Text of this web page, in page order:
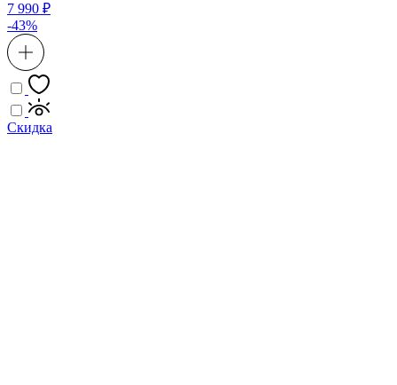
7 990 ₽
-43%
Скидка